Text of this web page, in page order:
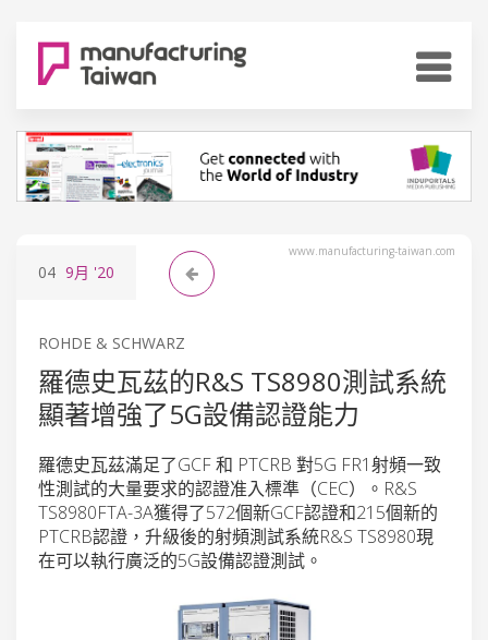
www.manufacturing-taiwan.com
04 9月 '20
ROHDE & SCHWARZ
羅德史瓦茲的R&S TS8980測試系統
顯著增強了5G設備認證能力
羅德史瓦茲滿足了GCF 和 PTCRB 對5G FR1射頻一致
性測試的大量要求的認證准入標準（CEC）。R&S
TS8980FTA-3A獲得了572個新GCF認證和215個新的
PTCRB認證，升級後的射頻測試系統R&S TS8980現
在可以執行廣泛的5G設備認證測試。